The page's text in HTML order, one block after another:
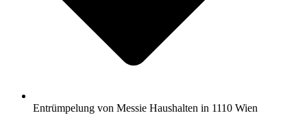
Entrümpelung von Messie Haushalten in 1110 Wien